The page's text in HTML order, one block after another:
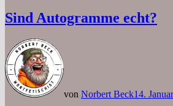
Sind Autogramme echt?
von Norbert Beck14.